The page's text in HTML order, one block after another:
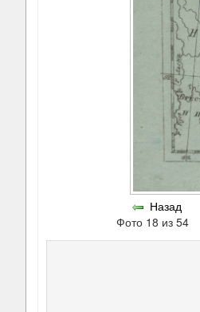
Назад
Фото 18 из 54